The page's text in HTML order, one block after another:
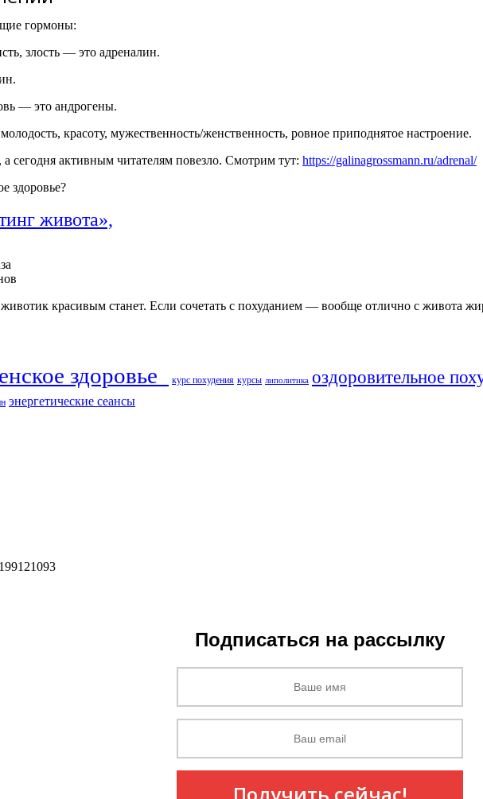
гормоны:
злость — это адреналин.
— это андрогены.
красоту, мужественность/женственность, ровное приподнятое настроение.
сегодня активным читателям повезло. Смотрим тут: https://galinagrossmann.ru/adrenal/
здоровье?
живота»,
красивым станет. Если сочетать с похуданием — вообще отлично с живота
здоровье​ курс похудения курсы липолитика оздоровительное
энергетические сеансы
Подписаться на рассылку